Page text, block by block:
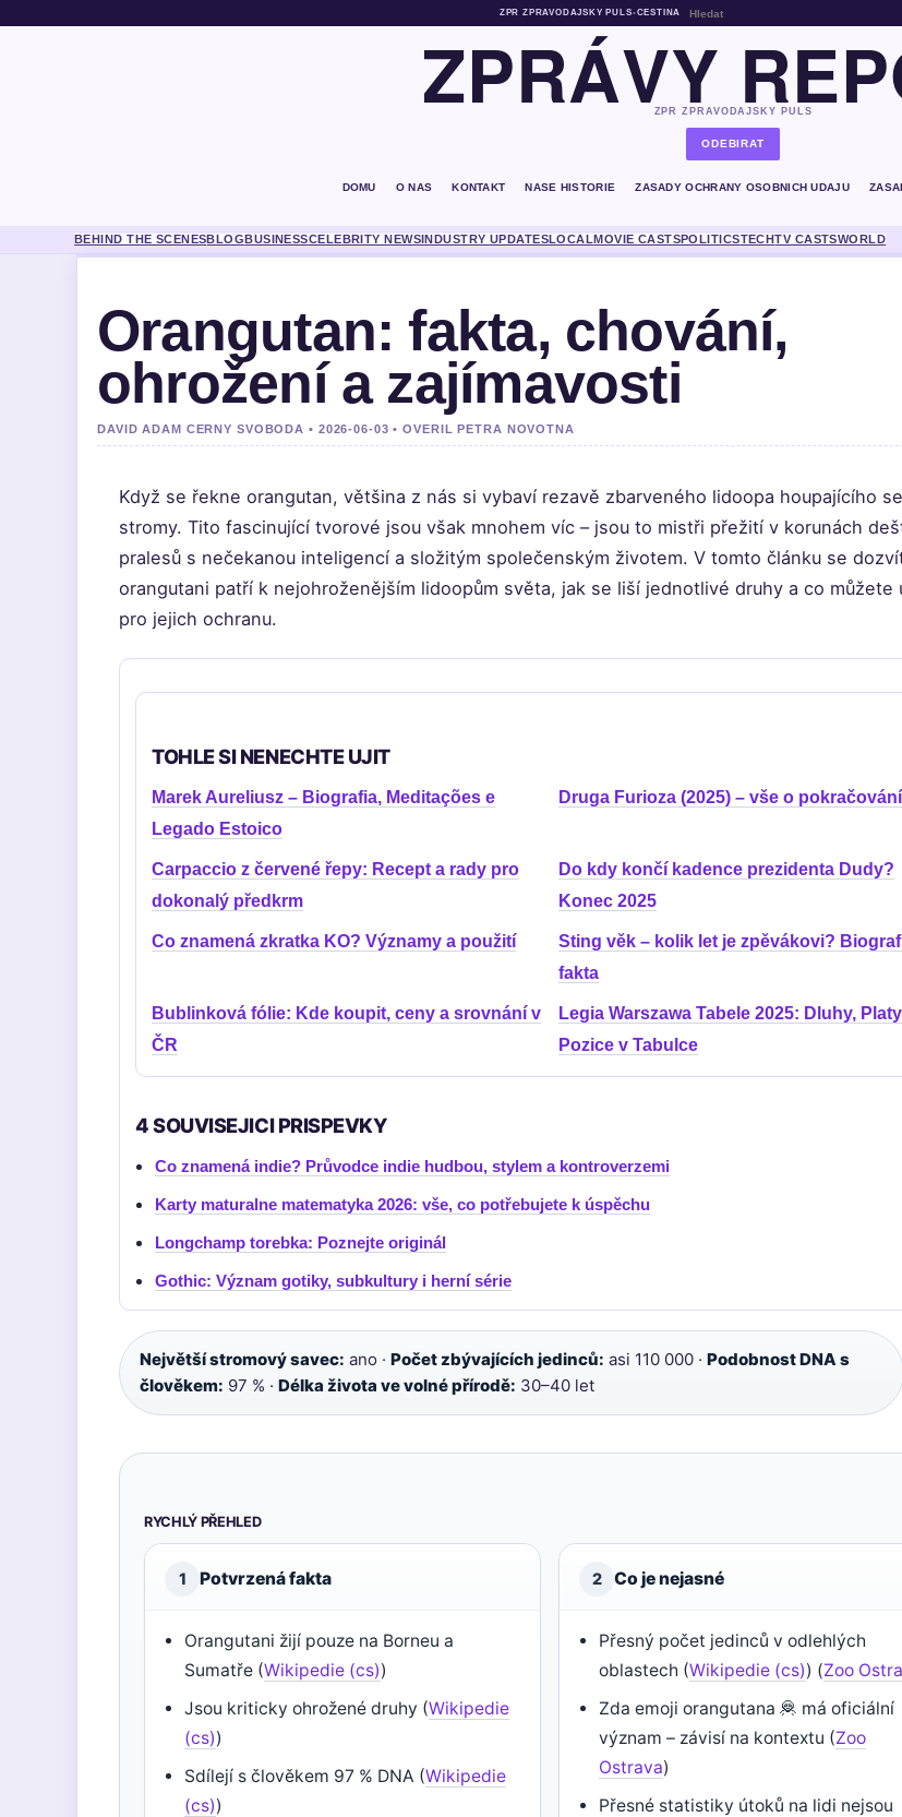
ZPR ZPRAVODAJSKY PULS•CESTINA
ZPRÁVYZPR ZPRAVODAJSKY PULS
ODEBIRAT
DOMU O NAS KONTAKT NASE HISTORIE ZASADY OCHRANY OSOBNICH UDAJU
BEHIND THE SCENESBLOGBUSINESSCELEBRITY NEWSINDUSTRY UPDATESLOCALMOVIE CASTSPOLITICSTECHTV CASTSWORLD
Orangutan: fakta, chování,
ohrožení a zajímavosti
DAVID ADAM CERNY SVOBODA • 2026-06-03 • OVERIL PETRA NOVOTNA
Když se řekne orangutan, většina z nás si vybaví rezavě zbarveného lidoopa houpajícího
stromy. Tito fascinující tvorové jsou však mnohem víc – jsou to mistři přežití v korunách
pralesů s nečekanou inteligencí a složitým společenským životem. V tomto článku se
orangutani patří k nejohroženějším lidoopům světa, jak se liší jednotlivé druhy a co můžete
pro jejich ochranu.
TOHLE SI NENECHTE UJIT
Marek Aureliusz – Biografia, Meditações e
Legado Estoico
Druga Furioza (2025) – vše o
Carpaccio z červené řepy: Recept a rady pro
dokonalý předkrm
Do kdy končí kadence prezidenta Dudy?
Konec 2025
Co znamená zkratka KO? Významy a použití
Sting věk – kolik let je zpěvákovi?
fakta
Bublinková fólie: Kde koupit, ceny a srovnání v
ČR
Legia Warszawa Tabele 2025: Dluhy,
Pozice v Tabulce
4 SOUVISEJICI PRISPEVKY
Co znamená indie? Průvodce indie hudbou, stylem a kontroverzemi
Karty maturalne matematyka 2026: vše, co potřebujete k úspěchu
Longchamp torebka: Poznejte originál
Gothic: Význam gotiky, subkultury i herní série
Největší stromový savec: ano · Počet zbývajících jedinců: asi 110 000 · Podobnost DNA s
člověkem: 97 % · Délka života ve volné přírodě: 30–40 let
RYCHLÝ PŘEHLED
1 Potvrzená fakta
Orangutani žijí pouze na Borneu a
Sumatře (Wikipedie (cs))
Jsou kriticky ohrožené druhy (Wikipedie
(cs))
Sdílejí s člověkem 97 % DNA (Wikipedie
(cs))
2 Co je nejasné
Přesný počet jedinců v odlehlých
oblastech (Wikipedie (cs)) (Zoo
Zda emoji orangutana 🦧 má oficiální
význam – závisí na kontextu (Zoo
Ostrava)
Přesné statistiky útoků na lidi nejsou